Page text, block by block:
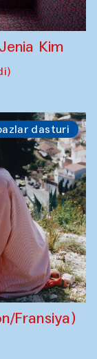
Kim
dasturi
Fransiya)